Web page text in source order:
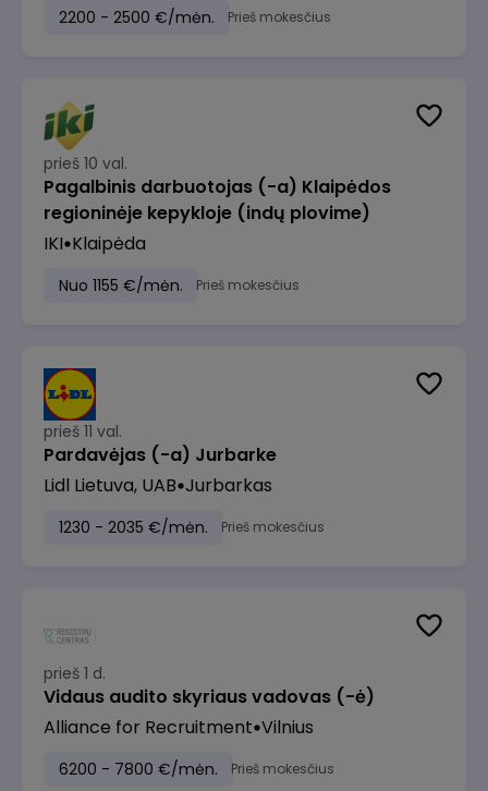
2200 - 2500 €/mėn. Prieš mokesčius
prieš 10 val.
Pagalbinis darbuotojas (-a) Klaipėdos
regioninėje kepykloje (indų plovime)
IKI Klaipėda
Nuo 1155 €/mėn. Prieš mokesčius
prieš 11 val.
Pardavėjas (-a) Jurbarke
Lidl Lietuva, UAB Jurbarkas
1230 - 2035 €/mėn. Prieš mokesčius
prieš 1 d.
Vidaus audito skyriaus vadovas (-ė)
Alliance for Recruitment Vilnius
6200 - 7800 €/mėn. Prieš mokesčius